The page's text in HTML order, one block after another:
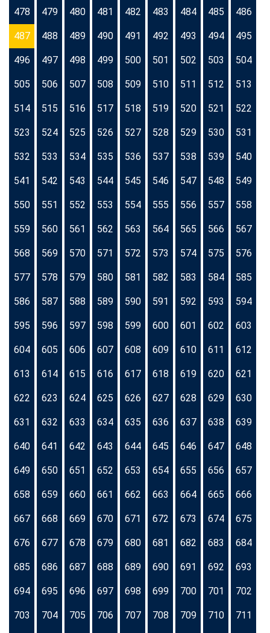
478 479 480 481 482 483 484 485 486
487 488 489 490 491 492 493 494 495
496 497 498 499 500 501 502 503 504
505 506 507 508 509 510 511 512 513
514 515 516 517 518 519 520 521 522
523 524 525 526 527 528 529 530 531
532 533 534 535 536 537 538 539 540
541 542 543 544 545 546 547 548 549
550 551 552 553 554 555 556 557 558
559 560 561 562 563 564 565 566 567
568 569 570 571 572 573 574 575 576
577 578 579 580 581 582 583 584 585
586 587 588 589 590 591 592 593 594
595 596 597 598 599 600 601 602 603
604 605 606 607 608 609 610 611 612
613 614 615 616 617 618 619 620 621
622 623 624 625 626 627 628 629 630
631 632 633 634 635 636 637 638 639
640 641 642 643 644 645 646 647 648
649 650 651 652 653 654 655 656 657
658 659 660 661 662 663 664 665 666
667 668 669 670 671 672 673 674 675
676 677 678 679 680 681 682 683 684
685 686 687 688 689 690 691 692 693
694 695 696 697 698 699 700 701 702
703 704 705 706 707 708 709 710 711